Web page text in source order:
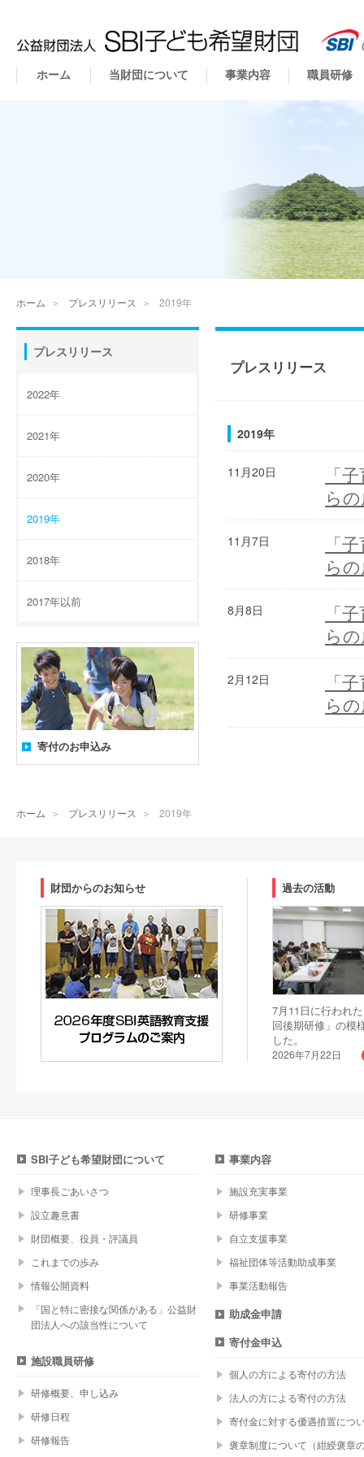
ホーム 当財団について 事業内容 職員研修
ホーム ＞ プレスリリース ＞ 2019年
プレスリリース
2022年
2021年
2020年
2019年
2018年
2017年以前
寄付のお申込み
プレスリリース
2019年
11月20日
「
ら
11月7日
「
ら
8月8日
「
ら
2月12日
「
ら
ホーム ＞ プレスリリース ＞ 2019年
財団からのお知らせ 過去の活動
7月11日に行われ
回後期研修」の模
した。
2026年7月22日
SBI子ども希望財団について
理事長ごあいさつ
設立趣意書
財団概要、役員・評議員
これまでの歩み
情報公開資料
「国と特に密接な関係がある」公益財
団法人への該当性について
施設職員研修
研修概要、申し込み
研修日程
研修報告
事業内容
施設充実事業
研修事業
自立支援事業
福祉団体等活動助成事業
事業活動報告
助成金申請
寄付金申込
個人の方による寄付の方法
法人の方による寄付の方法
寄付金に対する優遇措置につ
褒章制度について（紺綬褒章